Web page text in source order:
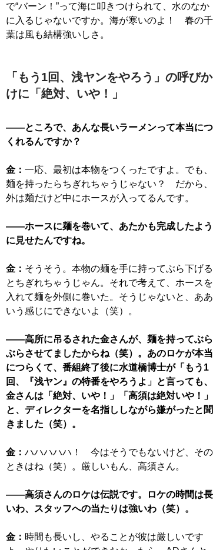
で“バーン！”って海に叩きつけられて、水のなか
に入るじゃないですか。海が寒いのよ！ 春の千
葉は風も結構強いしさ。
「もう1回、浅ヤンをやろう」の呼びか
けに「絶対、いや！」
――ところで、あんな長いラーメンって本当につ
くれるんですか？
金： 一応、最初は本物をつくったですよ。でも、
麺を持ったらちぎれちゃうじゃない？ だから、
外は麺だけど中にホースが入ってるんです。
――ホースに麺を巻いて、あたかも完成したよう
に見せたんですね。
金： そうそう。本物の麺を手に持ってぶら下げる
とちぎれちゃうじゃん。それで考えて、ホースを
入れて麺を外側に巻いた。そうじゃないと、ああ
いう感じにできないよ（笑）。
――高所に吊るされた金さんが、麺を持ってぶら
ぶらさせてましたからね（笑）。あのロケが本当
につらくて、番組終了後に水道橋博士が「もう1
回、『浅ヤン』の特番をやろうよ」と言っても、
金さんは「絶対、いや！」「高須は絶対いや！」
と、ディレクターを名指ししながら嫌がったと聞
きました（笑）。
金： ハハハハハ！ 今はそうでもないけど、その
ときはね（笑）。厳しいもん、高須さん。
――高須さんのロケは伝説です。ロケの時間は長
いわ、スタッフへの当たりは強いわ（笑）。
金： 時間も長いし、やることが彼は厳しいです